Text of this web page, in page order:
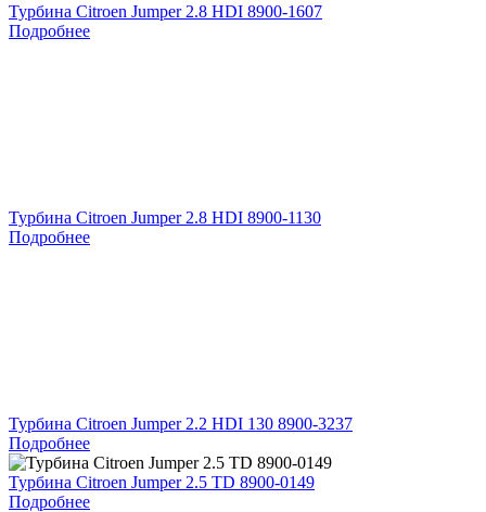
Турбина Citroen Jumper 2.8 HDI 8900-1607
Подробнее
Турбина Citroen Jumper 2.8 HDI 8900-1130
Подробнее
Турбина Citroen Jumper 2.2 HDI 130 8900-3237
Подробнее
Турбина Citroen Jumper 2.5 TD 8900-0149
Подробнее